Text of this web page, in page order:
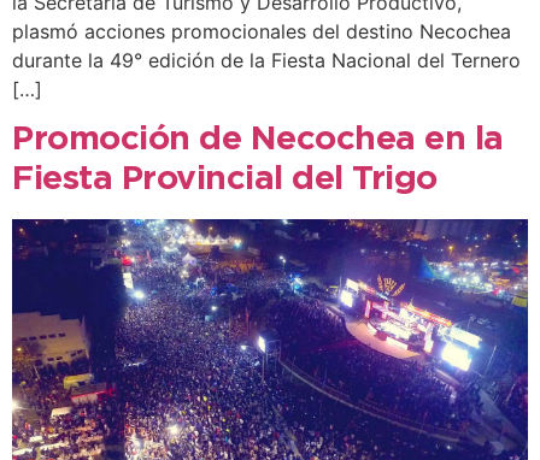
plasmó acciones promocionales del destino Necochea
durante la 49° edición de la Fiesta Nacional del Ternero
[…]
Promoción de Necochea en la
Fiesta Provincial del Trigo